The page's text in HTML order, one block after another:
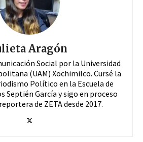
Aragón
Social por la Universidad
(UAM) Xochimilco. Cursé la
Político en la Escuela de
Septién García y sigo en proceso
de ZETA desde 2017.